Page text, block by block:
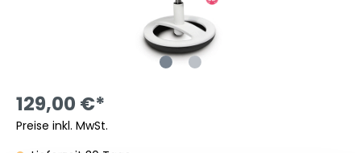
129,00 €*
Preise inkl. MwSt.